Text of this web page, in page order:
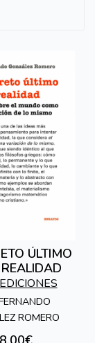
ÚLTIMO
ROMERO